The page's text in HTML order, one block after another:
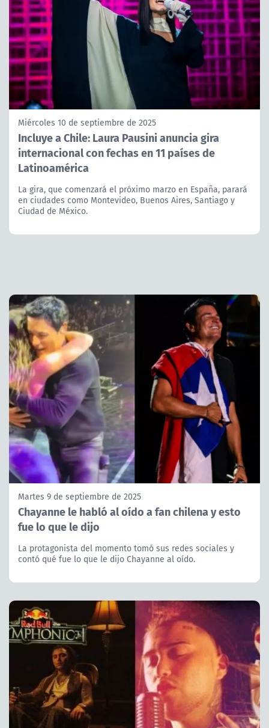
Miércoles 10 de septiembre de 2025
Incluye a Chile: Laura Pausini anuncia gira
internacional con fechas en 11 países de
Latinoamérica
La gira, que comenzará el próximo marzo en España, parará
en ciudades como Montevideo, Buenos Aires, Santiago y
Ciudad de México.
Martes 9 de septiembre de 2025
Chayanne le habló al oído a fan chilena y esto
fue lo que le dijo
La protagonista del momento tomó sus redes sociales y
contó qué fue lo que le dijo Chayanne al oído.